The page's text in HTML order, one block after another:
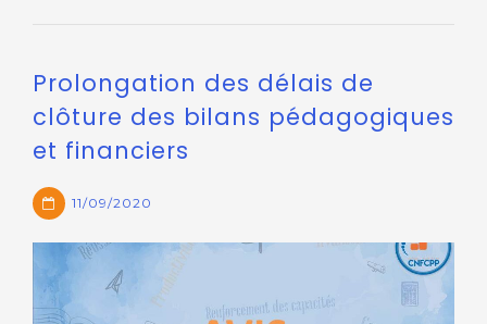
Prolongation des délais de
clôture des bilans pédagogiques
et financiers
11/09/2020